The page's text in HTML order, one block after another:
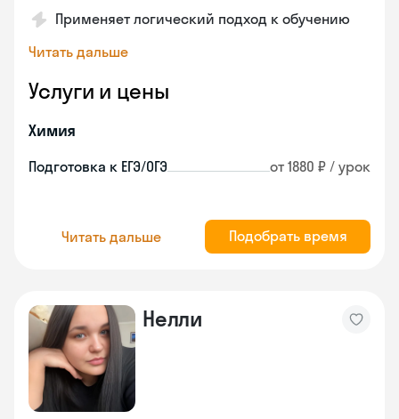
Применяет логический подход к обучению
Читать дальше
Услуги и цены
Химия
Подготовка к ЕГЭ/ОГЭ от 1880 ₽ / урок
Читать дальше Подобрать время
Нелли